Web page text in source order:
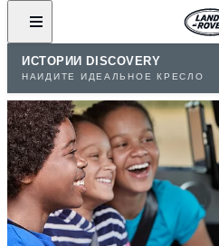
ИСТОРИИ DISCOVERY
НАЙДИТЕ ИДЕАЛЬНОЕ КРЕСЛО